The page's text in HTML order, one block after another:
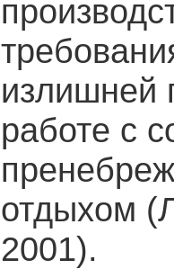
излишней
работе с
отдыхом
2001).